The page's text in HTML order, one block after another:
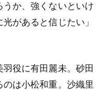
か、強くないといけ
があると信じたい」
役に有田麗未。砂田
は小松和重。沙織里